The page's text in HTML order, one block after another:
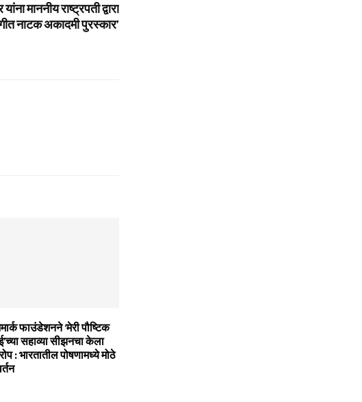
माननीय राष्ट्रपती द्वारा
नाटक अकादमी पुरस्कार’
फाउंडेशनने ‘मेरी पौष्टिक
सहाव्या सीझनचा केला
: भारतातील पोषणामध्ये मोठे